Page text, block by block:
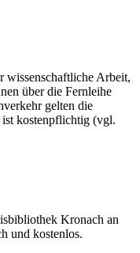
wissenschaftliche Arbeit,
über die Fernleihe
gelten die
kostenpflichtig (vgl.
Kronach an
und kostenlos.